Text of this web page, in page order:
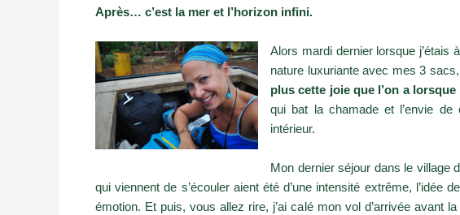
Après… c’est la mer et l’horizon infini.
Alors mardi dernier lorsque j’étais
nature luxuriante avec mes 3
plus cette joie que l’on a
qui bat la chamade et l’envie
intérieur.
Mon dernier séjour dans le village
qui viennent de s’écouler aient été d’une intensité extrême,
émotion. Et puis, vous allez rire, j’ai calé mon vol d’arrivée avant